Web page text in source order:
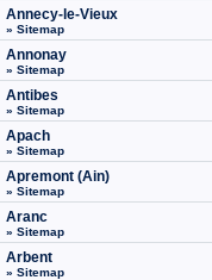
Annecy-le-Vieux
» Sitemap
Annonay
» Sitemap
Antibes
» Sitemap
Apach
» Sitemap
Apremont (Ain)
» Sitemap
Aranc
» Sitemap
Arbent
» Sitemap